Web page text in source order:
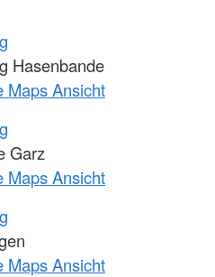
Hasenbande
Maps Ansicht
Garz
Maps Ansicht
Maps Ansicht